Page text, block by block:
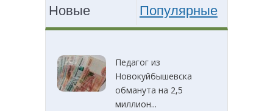
Новые Популярные
Педагог из
Новокуйбышевска
обманута на 2,5
миллион...